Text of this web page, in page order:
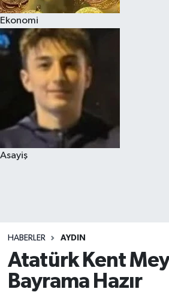
Ekonomi
Asayiş
HABERLER AYDIN
Atatürk Kent
Bayrama Hazır